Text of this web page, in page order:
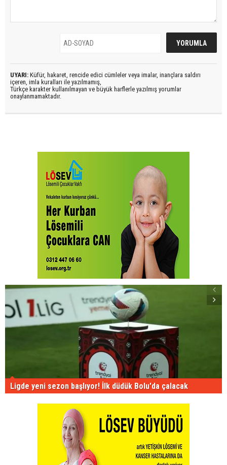
UYARI: Küfür, hakaret, rencide edici cümleler veya imalar, inançlara saldırı
içeren, imla kuralları ile yazılmamış,
Türkçe karakter kullanılmayan ve büyük harflerle yazılmış yorumlar
onaylanmamaktadır.
Ligde yeni sezon başlıyor! İlk düdük Bolu'da çalacak